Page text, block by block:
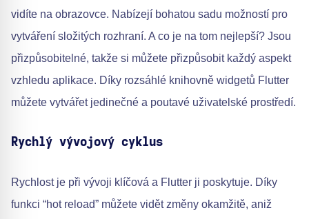
vidíte na obrazovce. Nabízejí bohatou sadu možností pro
vytváření složitých rozhraní. A co je na tom nejlepší? Jsou
přizpůsobitelné, takže si můžete přizpůsobit každý aspekt
vzhledu aplikace. Díky rozsáhlé knihovně widgetů Flutter
můžete vytvářet jedinečné a poutavé uživatelské prostředí.
Rychlý vývojový cyklus
Rychlost je při vývoji klíčová a Flutter ji poskytuje. Díky
funkci “hot reload” můžete vidět změny okamžitě, aniž